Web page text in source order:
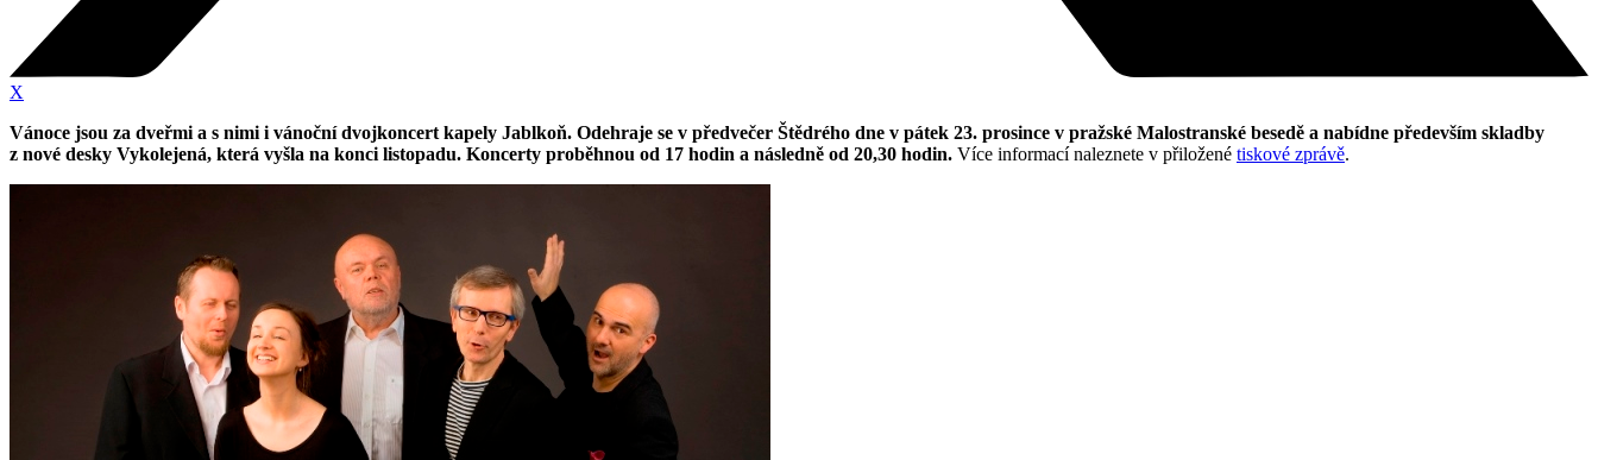
X
Vánoce jsou za dveřmi a s nimi i vánoční dvojkoncert kapely Jablkoň. Odehraje se v předvečer Štědrého dne v pátek 23. prosince v pražské Malostranské besedě a nabídne především skladby
z nové desky Vykolejená, která vyšla na konci listopadu. Koncerty proběhnou od 17 hodin a následně od 20,30 hodin. Více informací naleznete v přiložené tiskové zprávě.